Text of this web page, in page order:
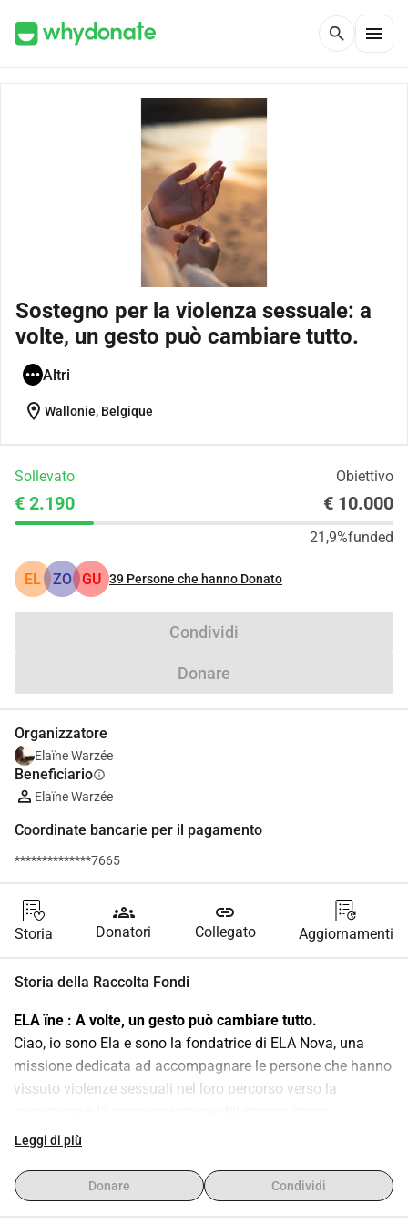
search menu
Sostegno per la violenza sessuale: a
volte, un gesto può cambiare tutto.
Altri
location_on Wallonie, Belgique
Sollevato Obiettivo
€ 2.190 € 10.000
21,9%funded
EL ZO GU 39 Persone che hanno Donato
Condividi
Donare
Organizzatore
Elaïne Warzée
Beneficiarioinfo
Elaïne Warzée
Coordinate bancarie per il pagamento
**************7665
Storia
groups
Donatori
link
Collegato Aggiornamenti
Storia della Raccolta Fondi
ELA ïne : A volte, un gesto può cambiare tutto.
Ciao, io sono Ela e sono la fondatrice di ELA Nova, una
missione dedicata ad accompagnare le persone che hanno
vissuto violenze sessuali nel loro percorso verso la
Propongo programmi di supporto, laboratori e strumenti
e riconnettersi con la loro femminilità.
Mi rivolgo a voi per aiutarmi nel lancio e nel finanziamento
Leggi di più
Donare Condividi